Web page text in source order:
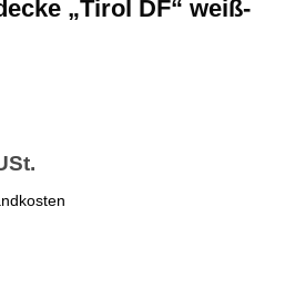
„Tirol DF“ weiß-